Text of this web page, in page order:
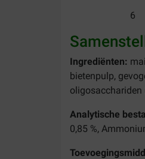
6
Ingrediënten:
bietenpulp,
oligosacchariden
Analytische
0,85 %,